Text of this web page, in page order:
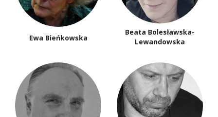
Ewa Bieńkowska
Beata Bolesławska-
Lewandowska